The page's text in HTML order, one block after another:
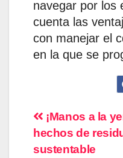
navegar por los
cuenta las
con manejar el
en la que se
de
¡Manos a la
hechos de
sustentable